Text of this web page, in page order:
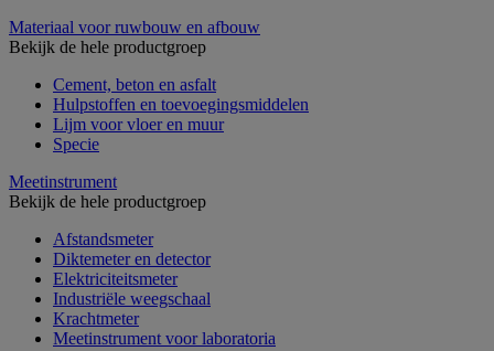
Materiaal voor ruwbouw en afbouw
Bekijk de hele productgroep
Cement, beton en asfalt
Hulpstoffen en toevoegingsmiddelen
Lijm voor vloer en muur
Specie
Meetinstrument
Bekijk de hele productgroep
Afstandsmeter
Diktemeter en detector
Elektriciteitsmeter
Industriële weegschaal
Krachtmeter
Meetinstrument voor laboratoria